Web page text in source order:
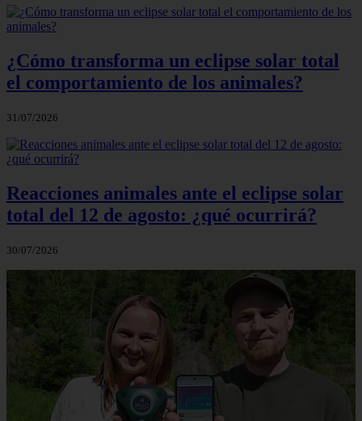
¿Cómo transforma un eclipse solar total
el comportamiento de los animales?
31/07/2026
Reacciones animales ante el eclipse solar
total del 12 de agosto: ¿qué ocurrirá?
30/07/2026